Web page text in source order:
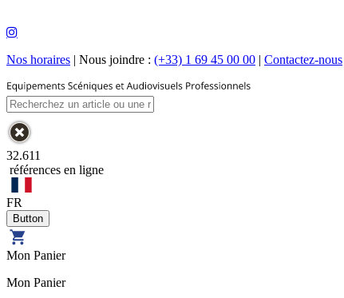
Nos horaires | Nous joindre : (+33) 1 69 45 00 00 | Contactez-nous
32.611
références en ligne
FR
Mon Panier
Mon Panier